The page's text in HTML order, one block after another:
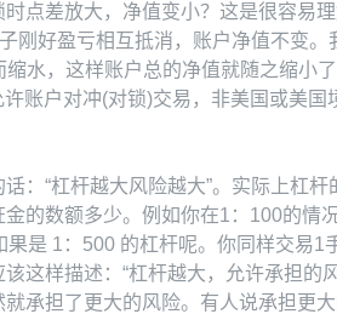
点差放大，净值变小？这是很容易
刚好盈亏相互抵消，账户净值不变
水，这样账户总的净值就随之缩小了
账户对冲(对锁)交易，非美国或美国
：“杠杆越大风险越大”。实际上杠
的数额多少。例如你在1：100的
是 1：500 的杠杆呢。你同样交易
这样描述：“杠杆越大，允许承担
承担了更大的风险。有人说承担更